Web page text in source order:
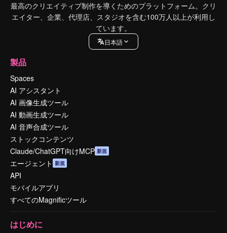
最高のクリエイティブ制作を導くためのプラットフォーム。クリ
エイター、企業、代理店、スタジオを含む100万人以上が利用し
ています。
日本語
製品
Spaces
AI アシスタント
AI 画像生成ツール
AI 動画生成ツール
AI 音声合成ツール
ストックコンテンツ
Claude/ChatGPT向けMCP 新規
エージェント 新規
API
モバイルアプリ
すべてのMagnificツール
はじめに